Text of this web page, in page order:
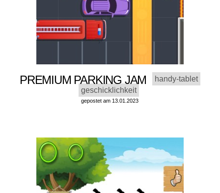
PREMIUM PARKING JAM
handy-tablet
geschicklichkeit
gepostet am 13.01.2023